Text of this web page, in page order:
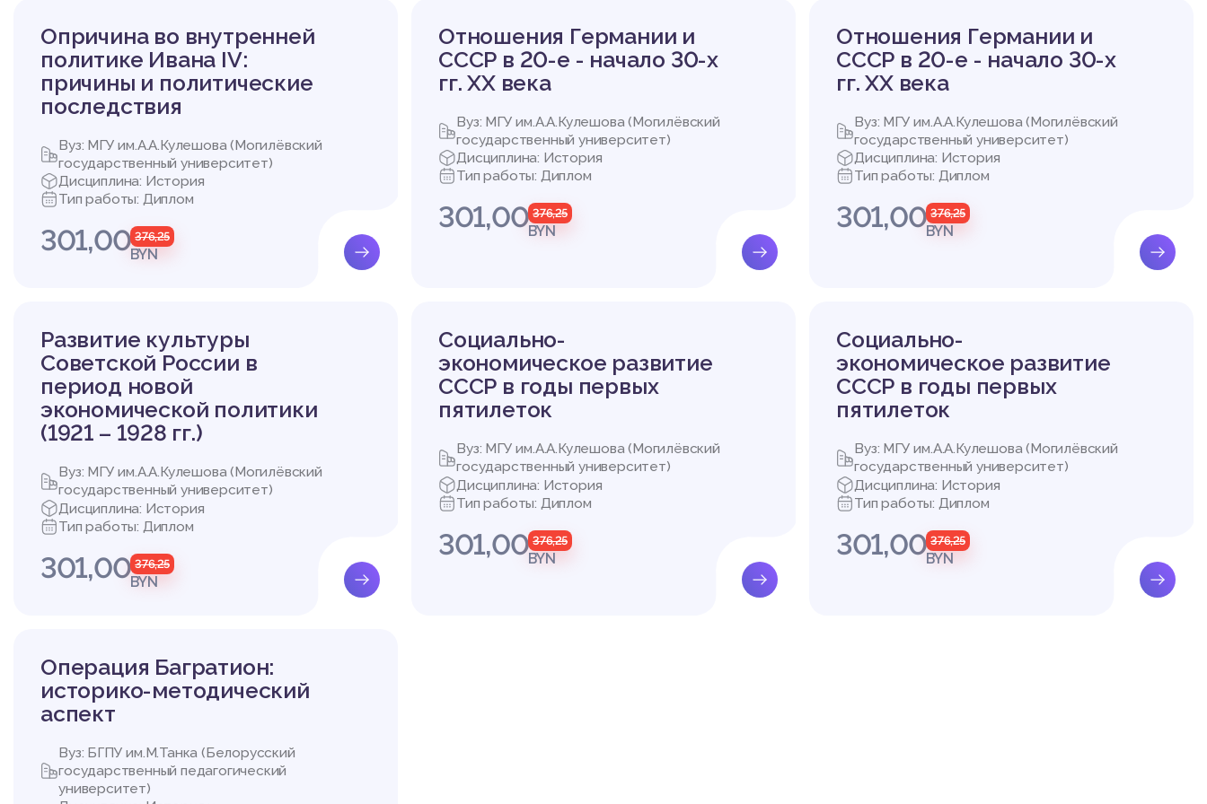
истории
классы)
в произведениях французских писателей XIX – начала XX в., проведено эмпирическое исследо
вание использования произведений художественной литературы при изучении истории Фран
ции XIX – начала XX в. в школьном курсе Всемирной истории в VIII и XI классах.), заключения (под
ГЛАВА 1. ИСПОЛЬЗОВАНИЕ ПРОИЗВЕДЕНИЙ ХУДОЖЕСТВЕННОЙ ЛИТЕРАТУРЫ НА УРОКАХ
В художественной литературе исторические события, о которых говорит автор того или иног
о произведения, описываются очень ярко и красочно. Я использую фрагменты исторических ра
бот, чтобы познакомить студентов с историческими событиями или воссоздать вкус того вре
Если мы посмотрим не только сегодня, но и в прошлые века, как люди сохраняли свою историч
ескую память и узнавали о прошлом, то мы увидим, что в целом люди работали с важной худо
жественной картиной своей истории [1, с. 18].
Художественно-историческая литература способна представить научно-исторический мате
риал в виде художественных сюжетов, что способствует развитию мотивации к обучению, ин
Художественная и историческая литература является одним из важнейших средств нравстве
нного воспитания. Работа основана на критерии артистизма как способа овладения реальност
ью через образы в семантической перспективе художественной идеи. Как форма познания д
ействительности, такая версия расширяет жизненный опыт ребенка, создает для него интелл
ектуальную и эмоциональную среду, в которой органическое слияние эстетических и нравств
енных переживаний обогащает и духовно развивает личность ребенка.
Многие методисты высказали свое мнение по этому вопросу. Существуют различные статьи
в научных журналах, различные учебники и хрестоматии для учителей, а также целые работы,
Эмпатия – это понимание эмоционального состояния другого человека через сопереживани
е, проникновение в его субъективный мир.
Чаще всего эмпатия означает отождествление личности одного человека с личностью друго
функции, возможности, преимущества и недостатки со своими собственными. Человек как бы
сливается с объектом, объекту приписывается поведение, которое возможно воображаемы
Опричина во внутренней
политике Ивана IV:
причины и политические
последствия
Вуз: МГУ им.А.А.Кулешова (Могилёвский
государственный университет)
Дисциплина: История
Тип работы: Диплом
301,00 376,25
BYN
Отношения Германии и
СССР в 20-е - начало 30-х
гг. XX века
Вуз: МГУ им.А.А.Кулешова (Могилёвский
государственный университет)
Дисциплина: История
Тип работы: Диплом
301,00 376,25
BYN
Отношения Германии и
СССР в 20-е - начало 30-х
гг. XX века
Вуз: МГУ им.А.А.Кулешова (Могилёвский
государственный университет)
Дисциплина: История
Тип работы: Диплом
301,00 376,25
BYN
Развитие культуры
Советской России в
период новой
экономической политики
(1921 – 1928 гг.)
Вуз: МГУ им.А.А.Кулешова (Могилёвский
государственный университет)
Дисциплина: История
Тип работы: Диплом
301,00 376,25
BYN
Социально-
экономическое развитие
СССР в годы первых
пятилеток
Вуз: МГУ им.А.А.Кулешова (Могилёвский
государственный университет)
Дисциплина: История
Тип работы: Диплом
301,00 376,25
BYN
Социально-
экономическое развитие
СССР в годы первых
пятилеток
Вуз: МГУ им.А.А.Кулешова (Могилёвский
государственный университет)
Дисциплина: История
Тип работы: Диплом
301,00 376,25
BYN
Операция Багратион:
историко-методический
аспект
Вуз: БГПУ им.М.Танка (Белорусский
государственный педагогический
университет)